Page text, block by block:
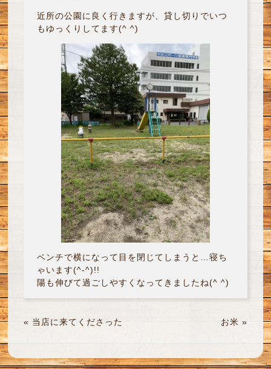
近所の公園に良く行きますが、貸し切りでいつ
もゆっくりしてます(^ ^)
ベンチで横になって目を閉じてしまうと…寝ち
ゃいます(^-^)!!
陽も伸びて過ごしやすくなってきましたね(^ ^)
« 当店に来てくださった お米 »